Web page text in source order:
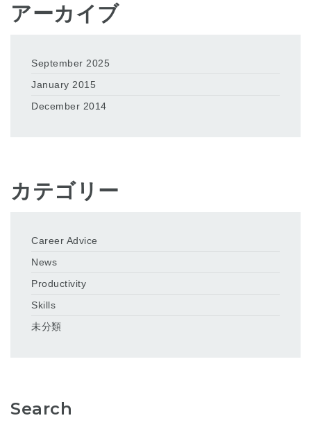
アーカイブ
September 2025
January 2015
December 2014
カテゴリー
Career Advice
News
Productivity
Skills
未分類
Search